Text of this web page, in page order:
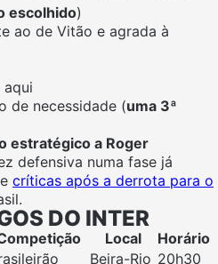
escolhido)
ao de Vitão e agrada à
aqui
de necessidade (uma 3ª
estratégico a Roger
defensiva numa fase já
críticas após a derrota para o
DO INTER
Local
Horário
Beira-Rio 20h30